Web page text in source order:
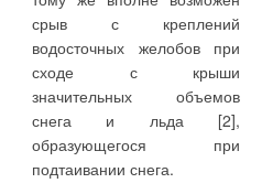
срыв с креплений
водосточных желобов при
сходе с крыши
значительных объемов
снега и льда [2],
образующегося при
подтаивании снега.
всегда может удовлетворять
требованиям по
воздухообмену того или
иного помещения.
В таких случаях
приходится либо
отказываться от
этом не являются
избыточными, как в случае
применения рабочих колес
с фиксированным шагом
обточки. Кроме того, каждый
насосный агрегат в
стандартной комплектации